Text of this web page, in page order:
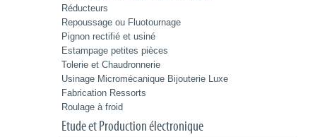
Réducteurs
Repoussage ou Fluotournage
Pignon rectifié et usiné
Estampage petites pièces
Tolerie et Chaudronnerie
Usinage Micromécanique Bijouterie Luxe
Fabrication Ressorts
Roulage à froid
Etude et Production électronique